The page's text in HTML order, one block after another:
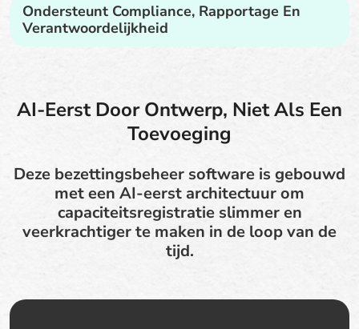
Ondersteunt Compliance, Rapportage En
Verantwoordelijkheid
AI-Eerst Door Ontwerp, Niet Als Een
Toevoeging
Deze bezettingsbeheer software is gebouwd
met een AI-eerst architectuur om
capaciteitsregistratie slimmer en
veerkrachtiger te maken in de loop van de
tijd.